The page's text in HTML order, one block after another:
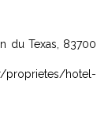
du Texas, 83700
proprietes/hotel-